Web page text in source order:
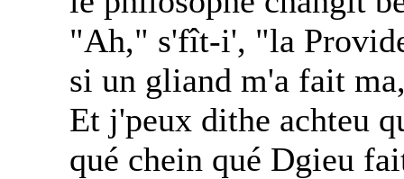
"Ah," s'fît-i', "la
si un gliand m'a fait
Et j'peux dithe achteu
qué chein qué Dgieu